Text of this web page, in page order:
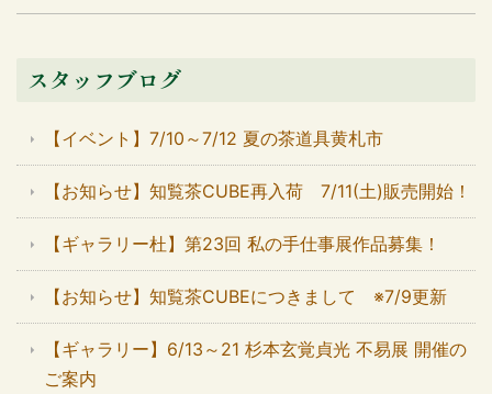
スタッフブログ
【イベント】7/10～7/12 夏の茶道具黄札市
【お知らせ】知覧茶CUBE再入荷 7/11(土)販売開始！
【ギャラリー杜】第23回 私の手仕事展作品募集！
【お知らせ】知覧茶CUBEにつきまして ※7/9更新
【ギャラリー】6/13～21 杉本玄覚貞光 不易展 開催の
ご案内